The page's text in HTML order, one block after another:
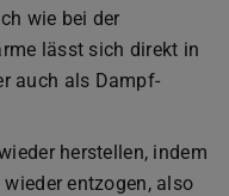
wie bei der
lässt sich direkt in
auch als Dampf-
herstellen, indem
entzogen, also